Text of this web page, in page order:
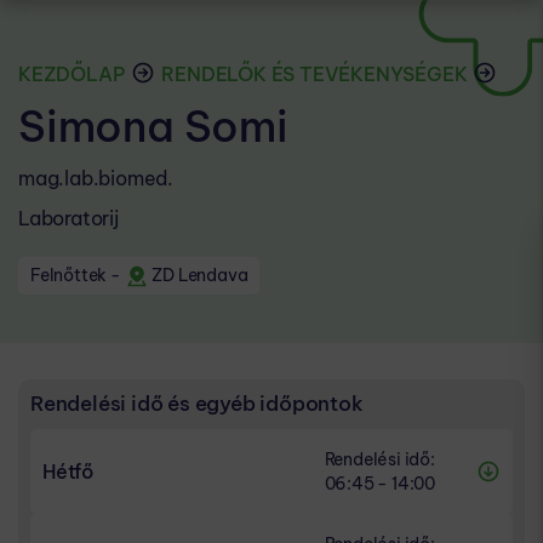
KEZDŐLAP RENDELŐK ÉS TEVÉKENYSÉGEK
Simona Somi
mag.lab.biomed.
Laboratorij
Felnőttek - ZD Lendava
Rendelési idő és egyéb időpontok
Hétfő
Rendelési idő:
06:45 - 14:00